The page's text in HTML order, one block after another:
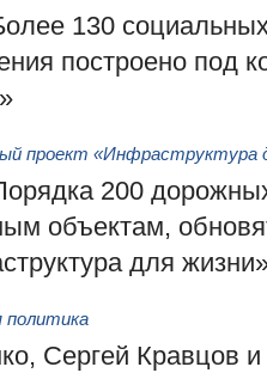
130
построено под
проект «Инфраструктура
200
объектам,
для
политика
Сергей Кравцов и